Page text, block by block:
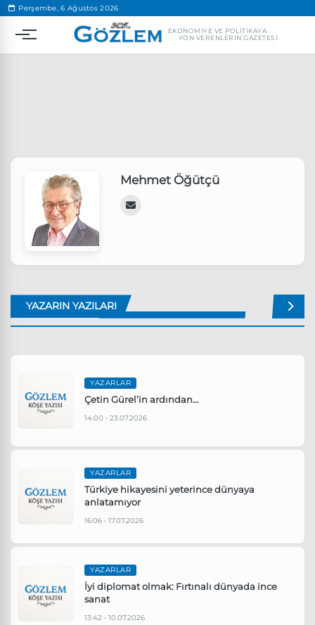
Perşembe, 6 Ağustos 2026
EKONOMIYE VE POLITIKAYA
YÖN VERENLERIN GAZETESI
Popüler Aramalar
Ekonomi
Ankara’da eylem yasağı uzatıldı
Özgür Özel, Ekrem İmamoğlu’nu ziyaret edecek
Ünlü çift bir etkinliğe daha katılmama kararı aldı
Mehmet Öğütçü
YAZARIN YAZILARI
YAZARLAR
Çetin Gürel’in ardından…
14:00 • 23.07.2026
YAZARLAR
Türkiye hikayesini yeterince dünyaya
anlatamıyor
16:06 • 17.07.2026
YAZARLAR
İyi diplomat olmak: Fırtınalı dünyada ince
sanat
13:42 • 10.07.2026